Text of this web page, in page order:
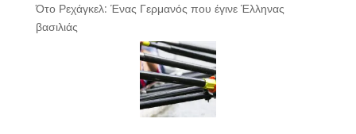
Ότο Ρεχάγκελ: Ένας Γερμανός που έγινε Έλληνας
βασιλιάς